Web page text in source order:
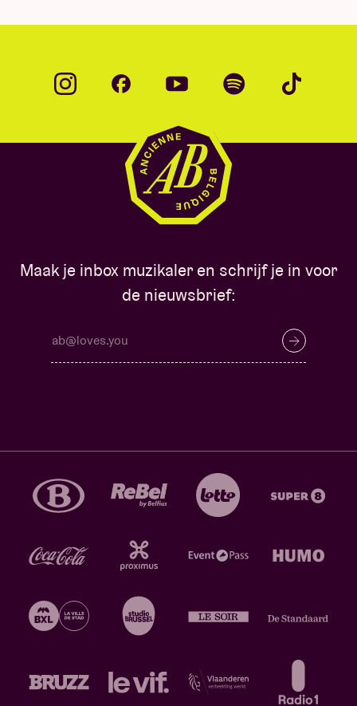
Maak je inbox muzikaler en schrijf je in voor
de nieuwsbrief: